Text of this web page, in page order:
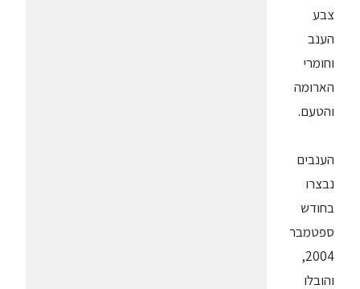
צבע
הענב
וחומרי
הארומה
והטעם.
הענבים
נבצרו
בחודש
ספטמבר
2004,
והובלו